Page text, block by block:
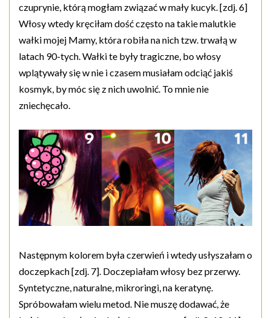
czuprynie, którą mogłam związać w mały kucyk. [zdj. 6]
Włosy wtedy kręciłam dość często na takie malutkie
wałki mojej Mamy, która robiła na nich tzw. trwałą w
latach 90-tych. Wałki te były tragiczne, bo włosy
wplątywały się w nie i czasem musiałam odciąć jakiś
kosmyk, by móc się z nich uwolnić. To mnie nie
zniechęcało.
Następnym kolorem była czerwień i wtedy usłyszałam o
doczepkach [zdj. 7]. Doczepiałam włosy bez przerwy.
Syntetyczne, naturalne, mikroringi, na keratynę.
Spróbowałam wielu metod. Nie muszę dodawać, że